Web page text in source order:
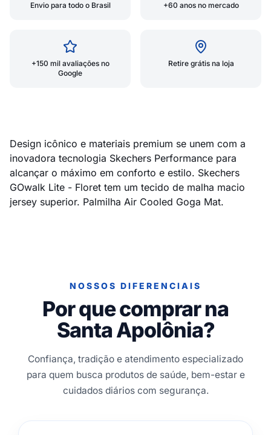
Envio para todo o Brasil +60 anos no mercado
+150 mil avaliações no
Google
Retire grátis na loja
Design icônico e materiais premium se unem com a
inovadora tecnologia Skechers Performance para
alcançar o máximo em conforto e estilo. Skechers
GOwalk Lite - Floret tem um tecido de malha macio
jersey superior. Palmilha Air Cooled Goga Mat.
NOSSOS DIFERENCIAIS
Por que comprar na
Santa Apolônia?
Confiança, tradição e atendimento especializado
para quem busca produtos de saúde, bem-estar e
cuidados diários com segurança.